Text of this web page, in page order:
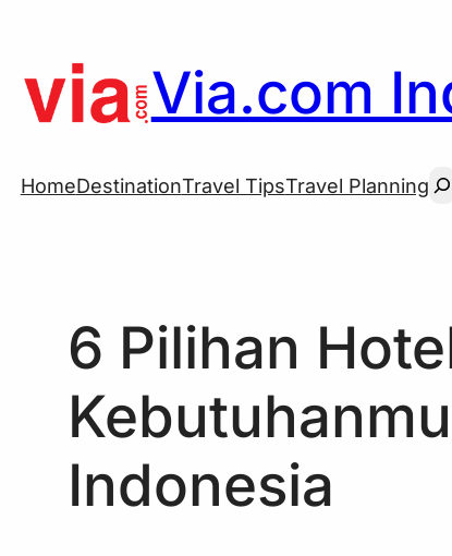
content
Via.com
HomeDestinationTravel TipsTravel Planning
6 Pilihan
Indonesia